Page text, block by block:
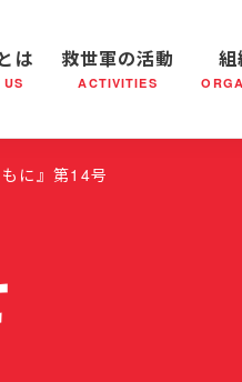
は
ている社会問題 救世軍
救世軍の活動
ACTIVITIES
救世軍の活動 社会鍋
組織概要
もに』第14号